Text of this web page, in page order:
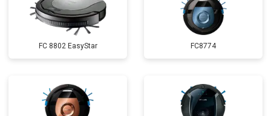
FC 8802 EasyStar FC8774